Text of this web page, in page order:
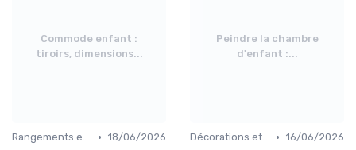
Commode enfant :
tiroirs, dimensions...
Rangements et Étagères • 18/06/2026
Peindre la chambre
d'enfant :...
Décorations et Accessoires de Chambre • 16/06/2026